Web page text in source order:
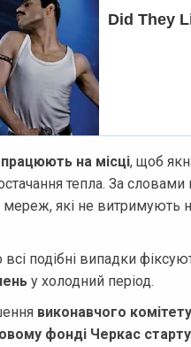
на місці, щоб
тепла. За словами
мереж, які не витримують
подібні випадки
у холодний період.
виконавчого
фонді Черкас